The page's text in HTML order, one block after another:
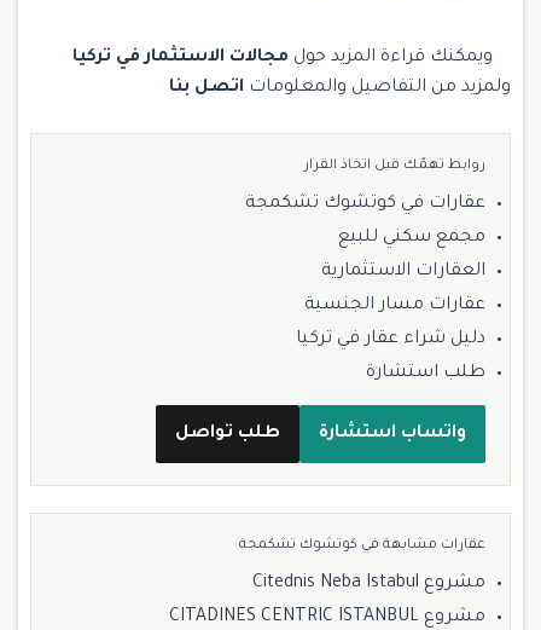
ويمكنك قراءة المزيد حول مجالات الاستثمار في تركيا
ولمزيد من التفاصيل والمعلومات اتصل بنا
روابط تهمّك قبل اتخاذ القرار
عقارات في كوتشوك تشكمجة
مجمع سكني للبيع
العقارات الاستثمارية
عقارات مسار الجنسية
دليل شراء عقار في تركيا
طلب استشارة
واتساب استشارة طلب تواصل
عقارات مشابهة في كوتشوك تشكمجة
مشروع Citednis Neba Istabul
مشروع CITADINES CENTRIC ISTANBUL